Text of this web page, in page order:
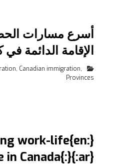
أسرع مسارات
الإقامة الدائمة في
, Canadian immigration,
Provinces
work-life